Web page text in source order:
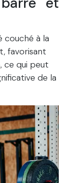
couché à la
favorisant
ce qui peut
de la